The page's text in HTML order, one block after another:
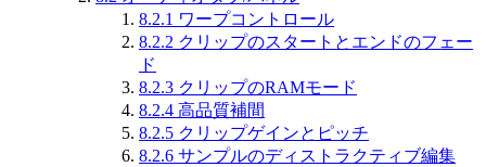
8.2.1 ワープコントロール
8.2.2 クリップのスタートとエンドのフェー
ド
8.2.3 クリップのRAMモード
8.2.4 高品質補間
8.2.5 クリップゲインとピッチ
8.2.6 サンプルのディストラクティブ編集